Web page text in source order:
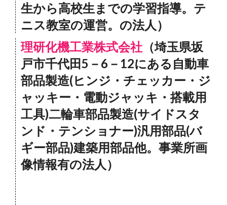
生から高校生までの学習指導。テ
ニス教室の運営。の法人）
理研化機工業株式会社 （埼玉県坂
戸市千代田5－6－12にある自動車
部品製造(ヒンジ・チェッカー・ジ
ャッキー・電動ジャッキ・搭載用
工具)二輪車部品製造(サイドスタ
ンド・テンショナー)汎用部品(バ
ギー部品)建築用部品他。事業所画
像情報有の法人）